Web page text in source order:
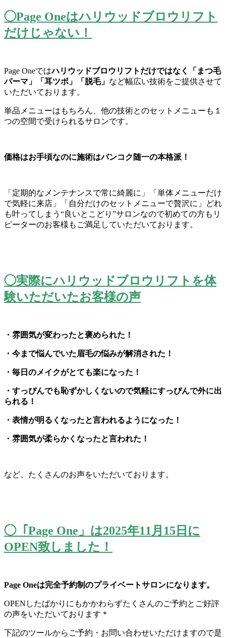
◯Page Oneはハリウッドブロウリフト
だけじゃない！
Page Oneではハリウッドブロウリフトだけではなく「まつ毛
パーマ」
「耳ツボ」「脱毛」 など幅広い技術をご提供させて
いただいております。
単品メニューはもちろん、 他の技術とのセットメニューも１
つの空間で受けられるサロンです。
価格はお手頃なのに施術はバンコク随一の本格派！
「定期的なメンテナンスで常に綺麗に」「 単体メニューだけ
で気軽に来店」「 自分だけのセットメニューで贅沢に」どれ
も叶ってしまう“良いとこどり”サロンなので初めての方もリ
ピーターのお客様もご満足していただいております。
◯実際にハリウッドブロウリフトを体
験いただいたお客様の声
・雰囲気が変わったと褒められた！
・今まで悩んでいた眉毛の悩みが解消された！
・毎日のメイクがとても楽になった！
・ すっぴんでも恥ずかしくないので気軽にすっぴんで外に出
られる！
・表情が明るくなったと言われるようになった！
・雰囲気が柔らかくなったと言われた！
など、たくさんのお声をいただいております。
◯「Page One」は2025年11月15日に
OPEN致しました！
Page Oneは完全予約制のプライベートサロンになります。
OPENしたばかりにもかかわらずたくさんのご予約とご好評
の声をいただいております＊
下記のツールからご予約・ お問い合わせいただけますので是